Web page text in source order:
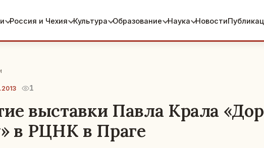
Россия и Чехия Культура Образование Наука Новости
1
выставки Павла Крала
в РЦНК в Праге